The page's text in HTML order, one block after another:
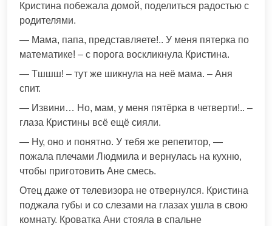
Кристина побежала домой, поделиться радостью с
родителями.
— Мама, папа, представляете!.. У меня пятерка по
математике! – с порога воскликнула Кристина.
— Тшшш! – тут же шикнула на неё мама. – Аня
спит.
— Извини… Но, мам, у меня пятёрка в четверти!.. –
глаза Кристины всё ещё сияли.
— Ну, оно и понятно. У тебя же репетитор, —
пожала плечами Людмила и вернулась на кухню,
чтобы приготовить Ане смесь.
Отец даже от телевизора не отвернулся. Кристина
поджала губы и со слезами на глазах ушла в свою
комнату. Кроватка Ани стояла в спальне